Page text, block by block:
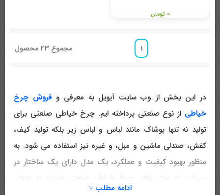
0 تومان
1 مجموع 23 محصول
در این بخش از وب سایت آیویل به معرفی و فروش چرخ
خیاطی از نوع صنعتی پرداخته ایم. چرخ خیاطی صنعتی برای
تولید نه تنها پوشاک مانند لباس و لباس زیر بلکه تولید کیف،
کفش، صندلی ماشین و مبل، و غیره نیز استفاده می شود. به
منظور بهبود کیفیت و عملکرد، یک مدل دارای یک ساختار در
بسیاری از مدل های چرخ خیاطی صنعتی است. به عنوان
ادامه مطلب ˅